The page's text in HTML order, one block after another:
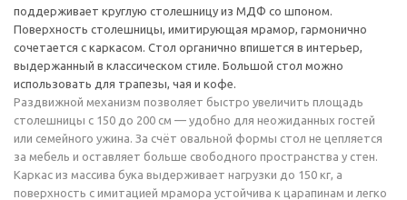
поддерживает круглую столешницу из МДФ со шпоном.
Поверхность столешницы, имитирующая мрамор, гармонично
сочетается с каркасом. Стол органично впишется в интерьер,
выдержанный в классическом стиле. Большой стол можно
использовать для трапезы, чая и кофе.
Раздвижной механизм позволяет быстро увеличить площадь
столешницы с 150 до 200 см — удобно для неожиданных гостей
или семейного ужина. За счёт овальной формы стол не цепляется
за мебель и оставляет больше свободного пространства у стен.
Каркас из массива бука выдерживает нагрузки до 150 кг, а
поверхность с имитацией мрамора устойчива к царапинам и легко